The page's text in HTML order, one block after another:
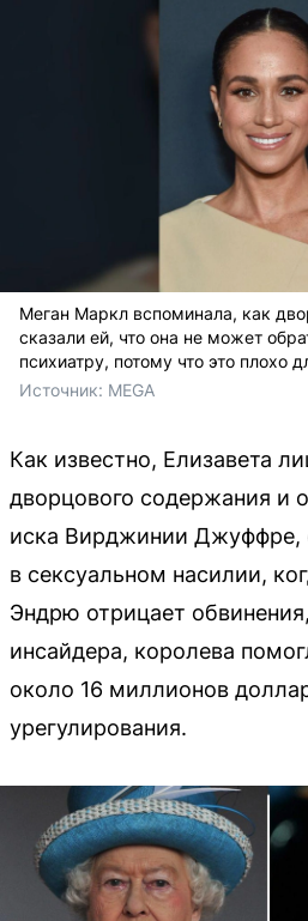
Меган Маркл вспоминала, как
сказали ей, что она не может
психиатру, потому что это плохо
Источник: MEGA
Как известно, Елизавета
дворцового содержания и
иска Вирджинии
в сексуальном насилии,
Эндрю отрицает
инсайдера, королева
около 16 миллионов
урегулирования.